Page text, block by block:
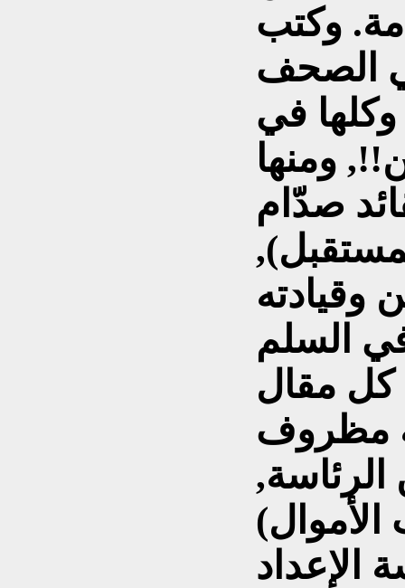
وكتب
الصحف
وكلها في
ومنها
صدّام
وقيادته
السلم
كل مقال
مظروف
الرئاسة,
الإعداد